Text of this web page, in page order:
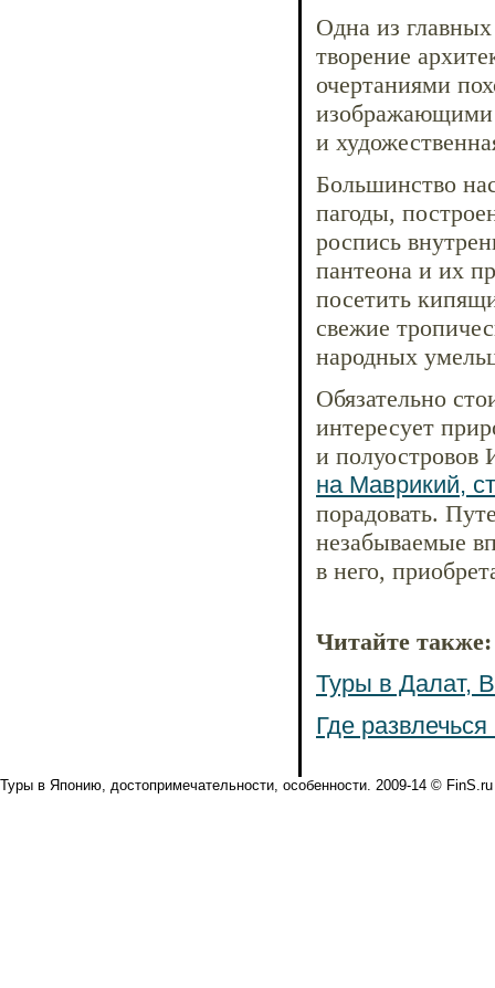
Одна из
творение
очертаниями
изображающими
и
Большинство
пагоды,
роспись
пантеона и их
посетить
свежие
народных
Обязательно
интересует
и полуостровов
на Маврикий,
порадовать.
незабываемые
в него,
Читайте также:
Туры в Далат,
Где
Туры в Японию, достопримечательности, особенности. 2009-14 © FinS.ru